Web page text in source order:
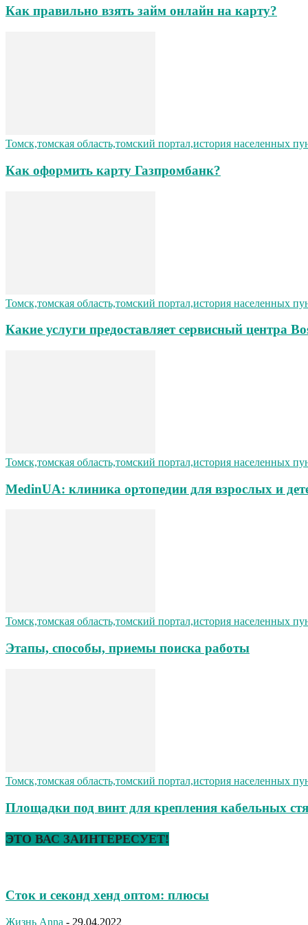
Как правильно взять займ онлайн на карту?
Томск,томская область,томский портал,история населенных
Как оформить карту Газпромбанк?
Томск,томская область,томский портал,история населенных
Какие услуги предоставляет сервисный центра
Томск,томская область,томский портал,история населенных
MedinUA: клиника ортопедии для взрослых и
Томск,томская область,томский портал,история населенных
Этапы, способы, приемы поиска работы
Томск,томская область,томский портал,история населенных
Площадки под винт для крепления кабельных
ЭТО ВАС ЗАИНТЕРЕСУЕТ!
Сток и секонд хенд оптом: плюсы
Жизнь Anna - 29.04.2022